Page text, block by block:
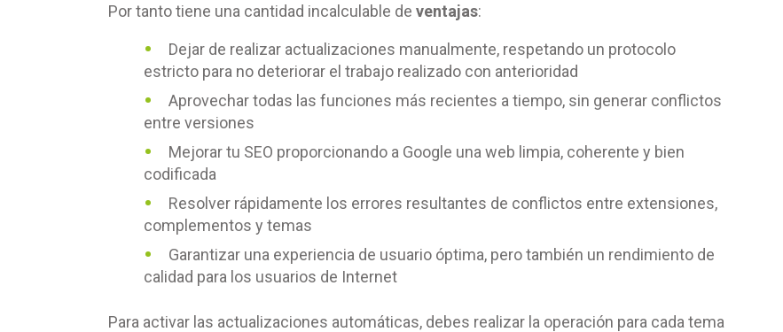
Por tanto tiene una cantidad incalculable de ventajas:
Dejar de realizar actualizaciones manualmente, respetando un protocolo
estricto para no deteriorar el trabajo realizado con anterioridad
Aprovechar todas las funciones más recientes a tiempo, sin generar conflictos
entre versiones
Mejorar tu SEO proporcionando a Google una web limpia, coherente y bien
codificada
Resolver rápidamente los errores resultantes de conflictos entre extensiones,
complementos y temas
Garantizar una experiencia de usuario óptima, pero también un rendimiento de
calidad para los usuarios de Internet
Para activar las actualizaciones automáticas, debes realizar la operación para cada tema